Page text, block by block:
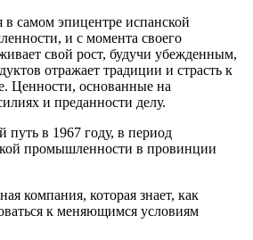
самом эпицентре испанской
и с момента своего
свой рост, будучи убежденным,
отражает традиции и страсть к
Ценности, основанные на
и преданности делу.
путь в 1967 году, в период
промышленности в провинции
компания, которая знает, как
к меняющимся условиям